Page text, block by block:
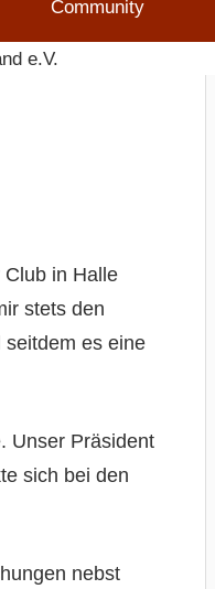
Community
in Halle
stets den
seitdem es eine
Unser Präsident
sich bei den
nebst